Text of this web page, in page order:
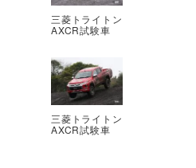
三菱トライトン
AXCR試験車
三菱トライトン
AXCR試験車